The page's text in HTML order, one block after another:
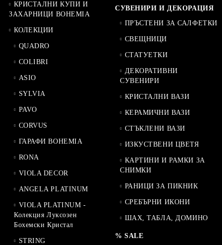
КРИСТАЛНИ КУПИ И
ЗАХАРНИЦИ BOHEMIA
КОЛЕКЦИИ
QUADRO
COLIBRI
ASIO
SYLVIA
PAVO
CORVUS
ГАРАФИ BOHEMIA
RONA
VIOLA DECOR
ANGELA PLATINUM
VIOLA PLATINUM -
Колекция Луксозен
Бохемски Кристал
STRING
СУВЕНИРИ И ДЕКОРАЦИЯ
ПРЪСТЕНИ ЗА САЛФЕТКИ
СВЕЩНИЦИ
СТАТУЕТКИ
ДЕКОРАТИВНИ
СУВЕНИРИ
КРИСТАЛНИ ВАЗИ
КЕРАМИЧНИ ВАЗИ
СТЪКЛЕНИ ВАЗИ
ИЗКУСТВЕНИ ЦВЕТЯ
КАРТИНИ И РАМКИ ЗА
СНИМКИ
РАНИЦИ ЗА ПИКНИК
СРЕБЪРНИ ИКОНИ
ШАХ, ТАБЛА, ДОМИНО
% SALE